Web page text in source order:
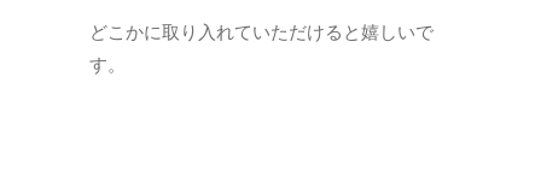
どこかに取り入れていただけると嬉しいで
す。